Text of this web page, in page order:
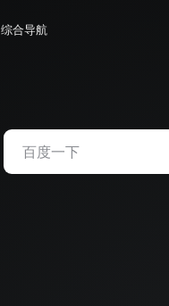
综合导航